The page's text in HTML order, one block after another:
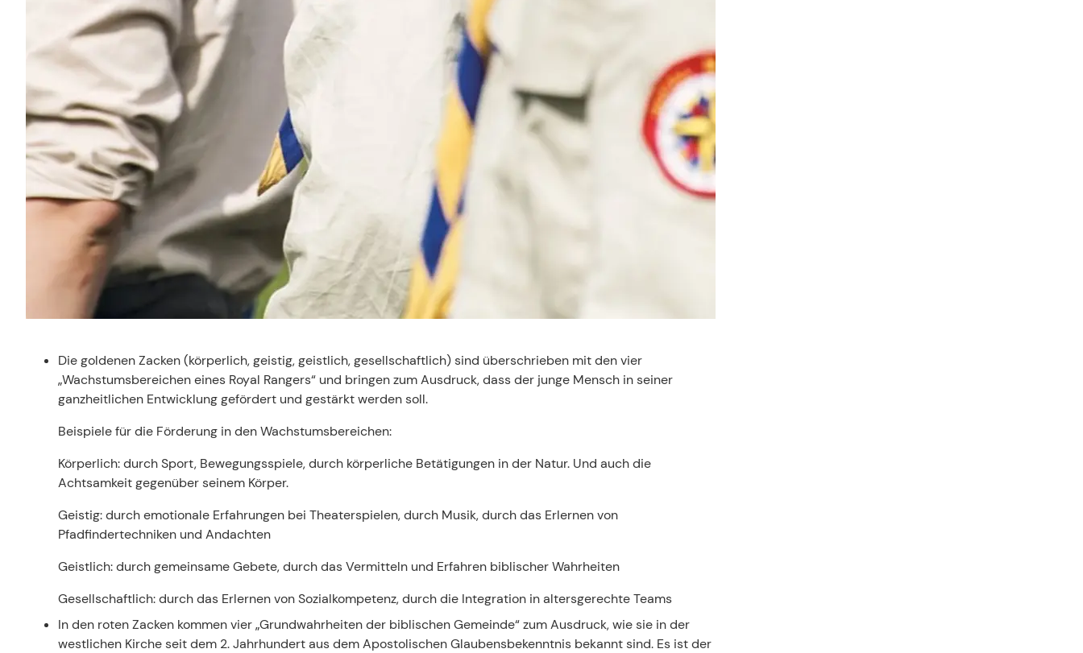
Die goldenen Zacken (körperlich, geistig, geistlich, gesellschaftlich) sind überschrieben mit den vier
„Wachstumsbereichen eines Royal Rangers“ und bringen zum Ausdruck, dass der junge Mensch in seiner
ganzheitlichen Entwicklung gefördert und gestärkt werden soll.
Beispiele für die Förderung in den Wachstumsbereichen:
Körperlich: durch Sport, Bewegungsspiele, durch körperliche Betätigungen in der Natur. Und auch die
Achtsamkeit gegenüber seinem Körper.
Geistig: durch emotionale Erfahrungen bei Theaterspielen, durch Musik, durch das Erlernen von
Pfadfindertechniken und Andachten
Geistlich: durch gemeinsame Gebete, durch das Vermitteln und Erfahren biblischer Wahrheiten
Gesellschaftlich: durch das Erlernen von Sozialkompetenz, durch die Integration in altersgerechte Teams
In den roten Zacken kommen vier „Grundwahrheiten der biblischen Gemeinde“ zum Ausdruck, wie sie in der
westlichen Kirche seit dem 2. Jahrhundert aus dem Apostolischen Glaubensbekenntnis bekannt sind. Es ist der